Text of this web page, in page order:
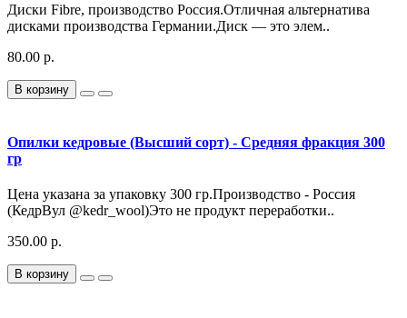
Диски Fibre, производство Россия.Отличная альтернатива
дисками производства Германии.Диск — это элем..
80.00 р.
В корзину
Опилки кедровые (Высший сорт) - Средняя фракция 300
гр
Цена указана за упаковку 300 гр.Производство - Россия
(КедрВул @kedr_wool)Это не продукт переработки..
350.00 р.
В корзину